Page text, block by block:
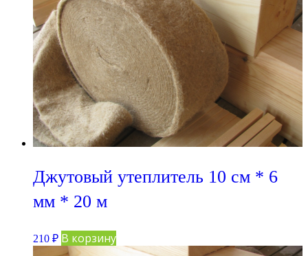
Джутовый утеплитель 10 см * 6
мм * 20 м
210 ₽ В корзину